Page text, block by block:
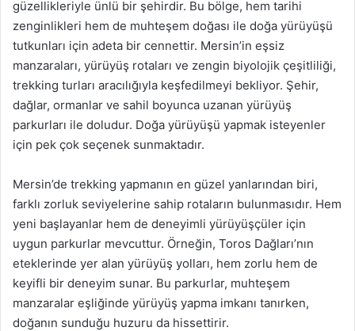
güzellikleriyle ünlü bir şehirdir. Bu bölge, hem tarihi
zenginlikleri hem de muhteşem doğası ile doğa yürüyüşü
tutkunları için adeta bir cennettir. Mersin’in eşsiz
manzaraları, yürüyüş rotaları ve zengin biyolojik çeşitliliği,
trekking turları aracılığıyla keşfedilmeyi bekliyor. Şehir,
dağlar, ormanlar ve sahil boyunca uzanan yürüyüş
parkurları ile doludur. Doğa yürüyüşü yapmak isteyenler
için pek çok seçenek sunmaktadır.
Mersin’de trekking yapmanın en güzel yanlarından biri,
farklı zorluk seviyelerine sahip rotaların bulunmasıdır. Hem
yeni başlayanlar hem de deneyimli yürüyüşçüler için
uygun parkurlar mevcuttur. Örneğin, Toros Dağları’nın
eteklerinde yer alan yürüyüş yolları, hem zorlu hem de
keyifli bir deneyim sunar. Bu parkurlar, muhteşem
manzaralar eşliğinde yürüyüş yapma imkanı tanırken,
doğanın sunduğu huzuru da hissettirir.